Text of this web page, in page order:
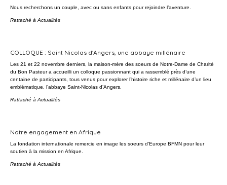
Nous recherchons un couple, avec ou sans enfants pour rejoindre l’aventure.
Rattaché à Actualités
COLLOQUE : Saint Nicolas d'Angers, une abbaye millénaire
Les 21 et 22 novembre derniers, la maison-mère des soeurs de Notre-Dame de Charité
du Bon Pasteur a accueilli un colloque passionnant qui a rassemblé près d’une
centaine de participants, tous venus pour explorer l’histoire riche et millénaire d’un lieu
emblématique, l’abbaye Saint-Nicolas d’Angers.
Rattaché à Actualités
Notre engagement en Afrique
La fondation internationale remercie en image les soeurs d'Europe BFMN pour leur
soutien à la mission en Afrique.
Rattaché à Actualités